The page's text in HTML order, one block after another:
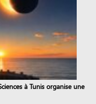
à Tunis organise une